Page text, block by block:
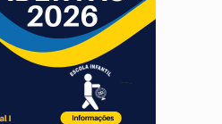
testa inovações no combate a drones durante
Em Itapuã do Oeste, CINEMAZÔNIA leva cinema
Interior de Rondônia terá sábado (8) de calor